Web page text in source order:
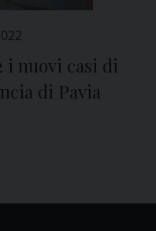
i nuovi casi di
di Pavia